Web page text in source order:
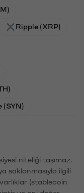
Ripple (XRP)
(SYN)
niteliği taşımaz.
saklanmasıyla ilgili
(stablecoin